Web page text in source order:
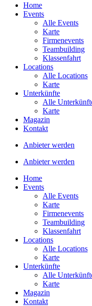
Home
Events
Alle Events
Karte
Firmenevents
Teambuilding
Klassenfahrt
Locations
Alle Locations
Karte
Unterkünfte
Alle
Karte
Magazin
Kontakt
Anbieter werden
Anbieter werden
Home
Events
Alle Events
Karte
Firmenevents
Teambuilding
Klassenfahrt
Locations
Alle Locations
Karte
Unterkünfte
Alle
Karte
Magazin
Kontakt